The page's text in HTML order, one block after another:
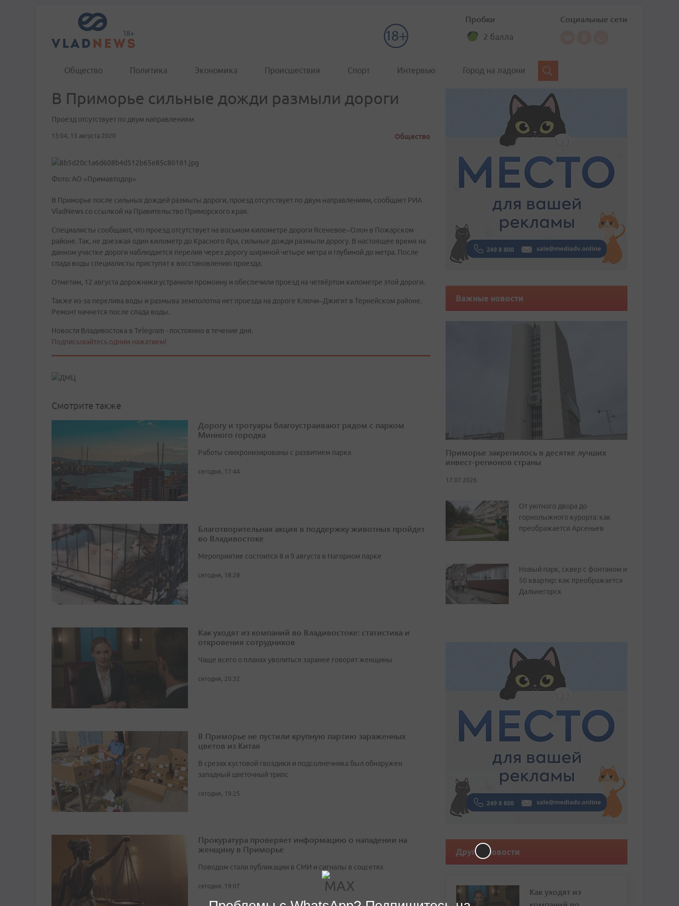
Пробки
2 балла
Социальные сети
Общество Политика Экономика Происшествия Спорт Интервью Город на ладони
В Приморье сильные дожди размыли дороги
Проезд отсутствует по двум направлениям
13:04, 13 августа 2020 Общество
Фото: АО «Примавтодор»
В Приморье после сильных дождей размыты дороги, проезд отсутствует по двум направлениям, сообщает РИА
VladNews со ссылкой на Правительство Приморского края.
Специалисты сообщают, что проезд отсутствует на восьмом километре дороги Ясеневое–Олон в Пожарском
районе. Так, не доезжая один километр до Красного Яра, сильные дожди размыли дорогу. В настоящее время на
данном участке дороги наблюдается перелив через дорогу шириной четыре метра и глубиной до метра. После
спада воды специалисты приступят к восстановлению проезда.
Отметим, 12 августа дорожники устранили промоину и обеспечили проезд на четвёртом километре этой дороги.
Также из-за перелива воды и размыва земполотна нет проезда на дороге Ключи–Джигит в Тернейском районе.
Ремонт начнется после спада воды.
Новости Владивостока в Telegram - постоянно в течение дня.
Подписывайтесь одним нажатием!
Смотрите также
Дорогу и тротуары благоустраивают рядом с парком
Минного городка
Работы синхронизированы с развитием парка
сегодня, 17:44
Благотворительная акция в поддержку животных пройдет
во Владивостоке
Мероприятие состоится 8 и 9 августа в Нагорном парке
сегодня, 18:28
Как уходят из компаний во Владивостоке: статистика и
откровения сотрудников
Чаще всего о планах уволиться заранее говорят женщины
сегодня, 20:32
В Приморье не пустили крупную партию зараженных
цветов из Китая
В срезах кустовой гвоздики и подсолнечника был обнаружен
западный цветочный трипс
сегодня, 19:25
Прокуратура проверяет информацию о нападении на
женщину в Приморье
Поводом стали публикации в СМИ и сигналы в соцсетях
сегодня, 19:07
Важные новости
Приморье закрепилось в десятке лучших
инвест-регионов страны
17.07.2026
От уютного двора до
горнолыжного курорта: как
преображается Арсеньев
Новый парк, сквер с фонтаном и
50 квартир: как преображается
Дальнегорск
Другие новости
Как уходят из